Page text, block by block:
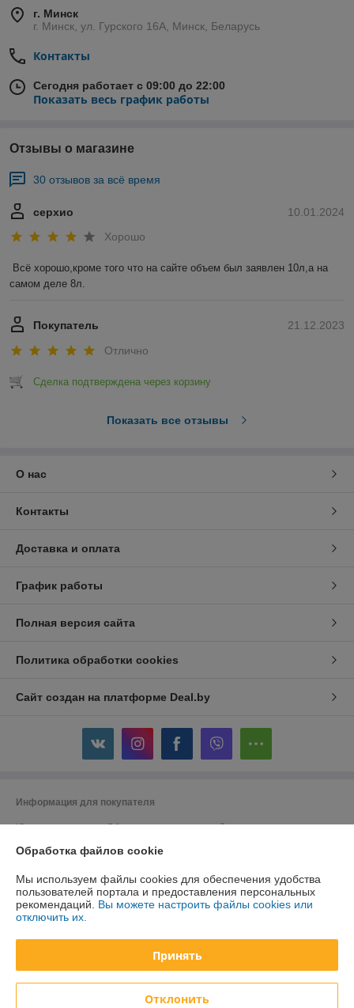
г. Минск
г. Минск, ул. Гурского 16А, Минск, Беларусь
Контакты
Сегодня работает с 09:00 до 22:00
Показать весь график работы
Отзывы о магазине
30 отзывов за всё время
10.01.2024
серхио
Хорошо
Всё хорошо,кроме того что на сайте объем был заявлен 10л,а на
самом деле 8л.
21.12.2023
Покупатель
Отлично
Сделка подтверждена через корзину
Показать все отзывы
О нас
Контакты
Доставка и оплата
График работы
Полная версия сайта
Политика обработки cookies
Сайт создан на платформе Deal.by
Информация для покупателя
Юридическое лицо:Общество с ограниченной ответственностью
2200015, Республика Беларусь, ул. Гурского 16/14 пом 3
Регистрационный номер ЕГР: 193042313
УНП: 193042313
Дата регистрации компании: 27.02.2018
Местонахождение книги жалоб и предложений: г. Минск, ул. Гурского
Обработка файлов cookie
Мы используем файлы cookies для обеспечения удобства
пользователей портала и предоставления персональных
рекомендаций. Вы можете настроить файлы cookies или
отключить их.
Принять
Отклонить